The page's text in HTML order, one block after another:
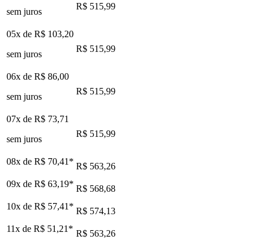
sem juros
R$ 515,99
05x de R$ 103,20
sem juros
R$ 515,99
06x de R$ 86,00
sem juros
R$ 515,99
07x de R$ 73,71
sem juros
R$ 515,99
08x de R$ 70,41 * R$ 563,26
09x de R$ 63,19* R$ 568,68
10x de R$ 57,41 * R$ 574,13
11x de R$ 51,21 * R$ 563,26